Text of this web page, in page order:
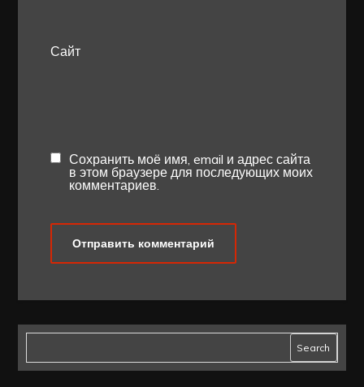
Сайт
Сохранить моё имя, email и адрес сайта
в этом браузере для последующих моих
комментариев.
Search